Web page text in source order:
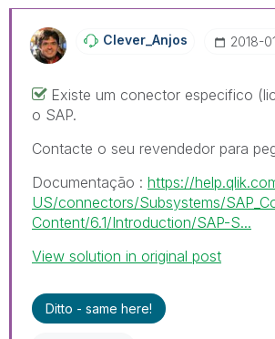
Clever_Anjos ‎2018-
Existe um conector especifico
o SAP.
Contacte o seu revendedor para
Documentação : https://
US/connectors/Subsystems/
Content/6.1/Introduction/SAP-S...
View solution in original post
Ditto - same here!